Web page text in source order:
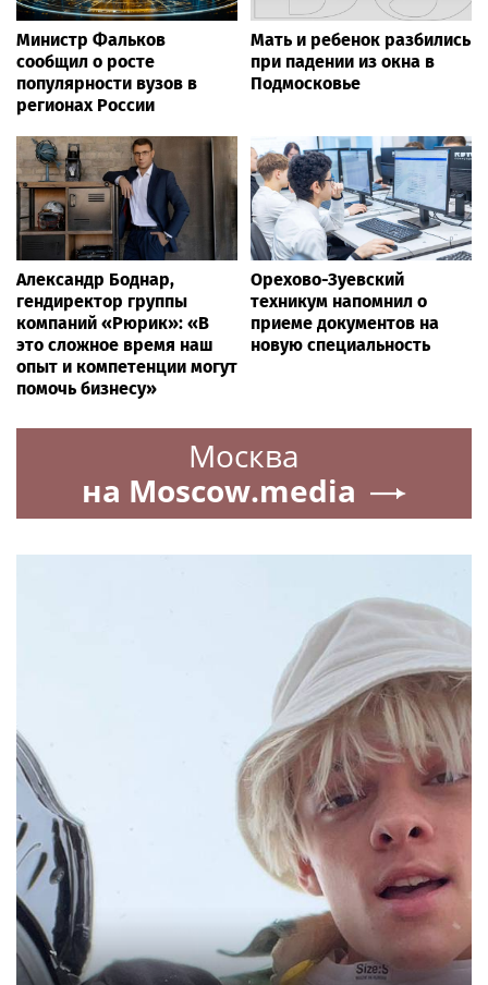
Министр Фальков
сообщил о росте
популярности вузов в
регионах России
Мать и ребенок разбились
при падении из окна в
Подмосковье
Александр Боднар,
гендиректор группы
компаний «Рюрик»: «В
это сложное время наш
опыт и компетенции могут
помочь бизнесу»
Орехово-Зуевский
техникум напомнил о
приеме документов на
новую специальность
Москва
на Moscow.media